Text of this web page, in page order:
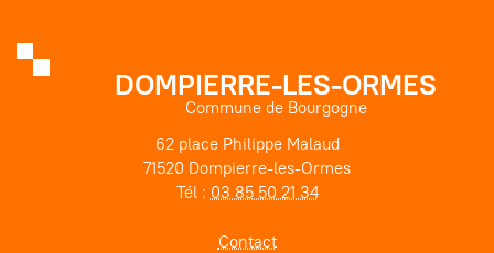
DOMPIERRE-LES-ORMES
Commune de Bourgogne
62 place Philippe Malaud
71520 Dompierre-les-Ormes
Tél : 03 85 50 21 34
Contact